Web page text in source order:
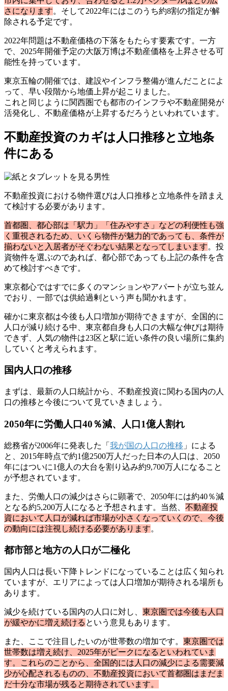
さになります。そして2022年にはこのうち約8割の指定が解
除される予定です。
2022年問題は不動産価格の下落をもたらす要素です。一方
で、2025年開催予定の大阪万博は不動産価格を上昇させる可
能性を持っています。
東京五輪の開催では、建設やインフラ整備が進んだことによ
って、早い段階から地価上昇が起こりました。
これと同じように関西圏でも都市のインフラや不動産開発が
活発化し、不動産価格が上昇するだろうといわれています。
不動産投資のカギは人口推移と立地条
件にある
不動産投資における物件選びは人口推移と立地条件を踏まえ
て検討する必要があります。
首都圏、都心部は「駅力」「住みやすさ」などの利便性も強
く重視されるため、いくら物件が魅力的であっても、条件が
揃わないと入居者がそぐわない結果となってしまいます。投
資物件を選ぶのであれば、都心部であっても上記の条件を含
めて検討すべきです。
東京都心ではすでに多くのマンションやアパートが立ち並ん
でおり、一部では供給過剰という声も聞かれます。
確かに東京都は今後も人口増加が期待できますが、全国的に
人口が減り続ける中、東京都自身も人口の大幅な伸びは期待
できず、人気の物件は23区と駅に近い条件の良い場所に集約
していくと考えられます。
国内人口の推移
まずは、最新の人口統計から、不動産投資に関わる国内の人
口の推移と今後について見ていきましょう。
2050年に労働人口40％減、人口1億人割れ
総務省が2006年に発表した「 我が国の人口の推移 」による
と、2015年時点で約1億2500万人だった日本の人口は、2050
年にはついに1億人の大台を割り込み約9,700万人になること
が予想されています。
また、労働人口の減少はさらに顕著で、2050年には約40％減
となる約5,200万人になると予想されます。当然、 不動産投
資において人口が減れば市場が小さくなっていくので、今後
の動向には注視し続ける必要があります。
都市部と地方の人口が二極化
国内人口は長い下降トレンドになっていることは広く知られ
ていますが、エリアによっては人口増加が期待される場所も
あります。
減少を続けている国内の人口に対し、 東京圏では今後も人口
が緩やかに増え続ける という意見もあります。
また、ここで注目したいのが世帯数の増加です。 東京圏では
世帯数は増え続け、2025年がピークになるといわれていま
す。これらのことから、全国的には人口の減少による需要減
少が心配されるものの、不動産投資において首都圏はまだま
だ十分な市場が残ると期待されています。